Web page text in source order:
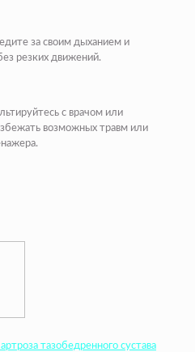
за своим дыханием и
резких движений.
с врачом или
возможных травм или
тазобедренного сустава